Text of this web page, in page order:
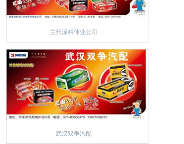
兰州泽科伟业公司
武汉双争汽配